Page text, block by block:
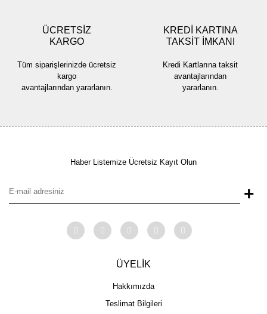
ÜCRETSİZ
KARGO
Tüm siparişlerinizde ücretsiz
kargo
avantajlarından yararlanın.
KREDİ KARTINA
TAKSİT İMKANI
Kredi Kartlarına taksit
avantajlarından
yararlanın.
Haber Listemize Ücretsiz Kayıt Olun
+
ÜYELİK
Hakkımızda
Teslimat Bilgileri